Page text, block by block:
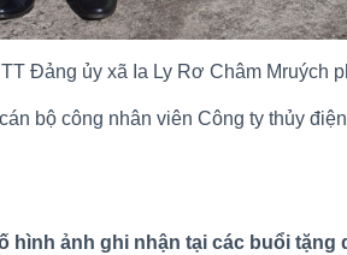
Đảng ủy xã Ia Ly Rơ Châm Mruých
bộ công nhân viên Công ty thủy
hình ảnh ghi nhận tại các buổi tặng